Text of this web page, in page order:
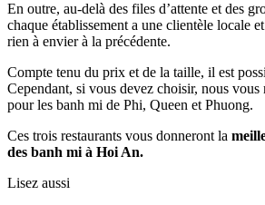
En outre, au-delà des files d’attente et des
chaque établissement a une clientèle locale
rien à envier à la précédente.
Compte tenu du prix et de la taille, il est
Cependant, si vous devez choisir, nous vous
pour les banh mi de Phi, Queen et Phuong.
Ces trois restaurants vous donneront la
des banh mi à Hoi An.
Lisez aussi